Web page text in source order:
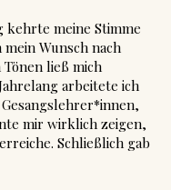
kehrte meine Stimme
Wunsch nach
ließ mich
arbeitete ich
mir wirklich zeigen,
Schließlich gab